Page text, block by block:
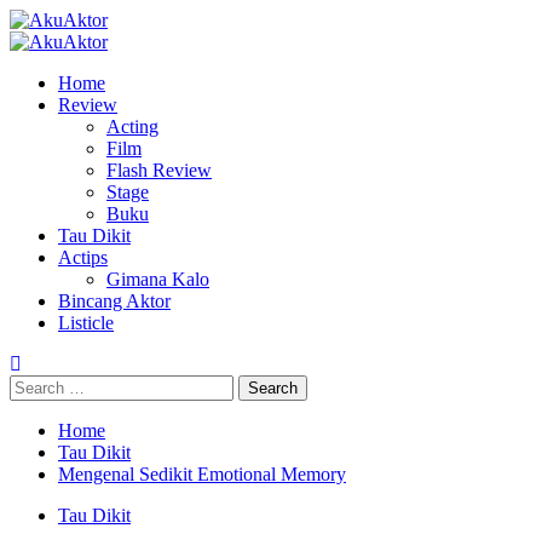
Home
Review
Acting
Film
Flash Review
Stage
Buku
Tau Dikit
Actips
Gimana Kalo
Bincang Aktor
Listicle
Home
Tau Dikit
Mengenal Sedikit Emotional Memory
Tau Dikit